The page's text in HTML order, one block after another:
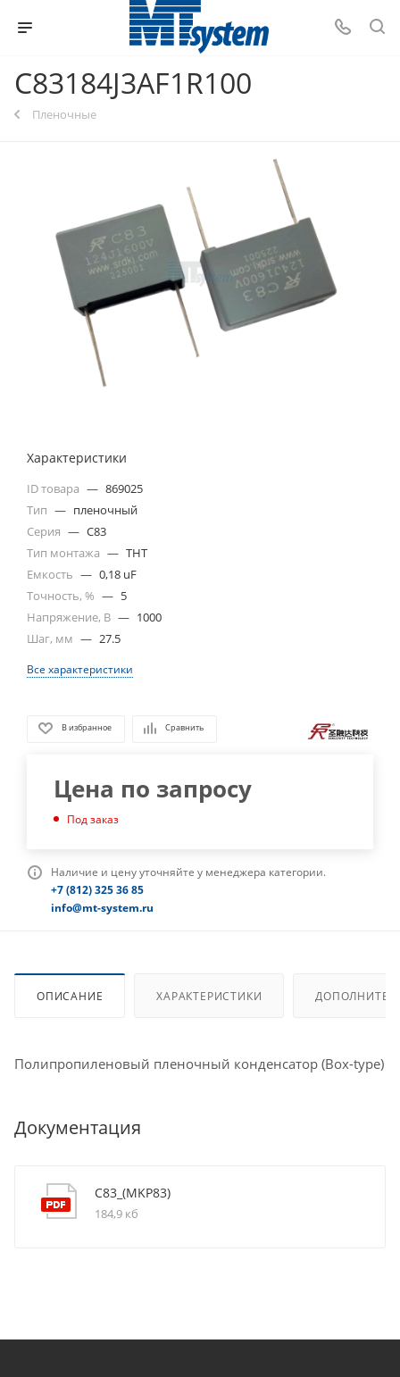
C83184J3AF1R100
Пленочные
Характеристики
ID товара — 869025
Тип — пленочный
Серия — C83
Тип монтажа — THT
Емкость — 0,18 uF
Точность, % — 5
Напряжение, В — 1000
Шаг, мм — 27.5
Все характеристики
В избранное Сравнить
Цена по запросу
Под заказ
Наличие и цену уточняйте у менеджера категории.
+7 (812) 325 36 85
info@mt-system.ru
ОПИСАНИЕ ХАРАКТЕРИСТИКИ
Полипропиленовый пленочный конденсатор (Box-type)
Документация
C83_(MKP83)
184,9 кб